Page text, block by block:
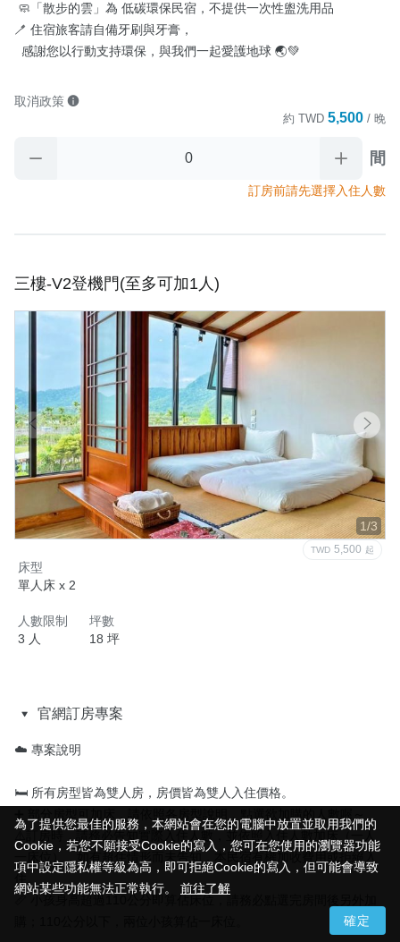
🪥 住宿旅客請自備牙刷與牙膏，
  感謝您以行動支持環保，與我們一起愛護地球 🌏💚
取消政策
約 TWD 5,500 / 晚
間
訂房前請先選擇入住人數
三樓-V2登機門(至多可加1人)
1/3
TWD 5,500 起
床型
單人床 x 2
人數限制
3 人
坪數
18 坪
官網訂房專案
☁️ 專案說明
🛏️ 所有房型皆為雙人房，房價皆為雙人入住價格。
一床位），如有超住情形而未告知，本民宿有權加收費用或拒絕入
住。
📏 小孩身高超過110公分即算佔床位，請務必點選完房間後另外加
為了提供您最佳的服務，本網站會在您的電腦中放置並取用我們的
Cookie，若您不願接受Cookie的寫入，您可在您使用的瀏覽器功能
項中設定隱私權等級為高，即可拒絕Cookie的寫入，但可能會導致
網站某些功能無法正常執行。 前往了解
確定
為了提供您最佳的服務，本網站會在您的電腦中放置並取用我們的
Cookie，若您不願接受Cookie的寫入，您可在您使用的瀏覽器功能
項中設定隱私權等級為高，即可拒絕Cookie的寫入，但可能會導致
網站某些功能無法正常執行。 前往了解
確定